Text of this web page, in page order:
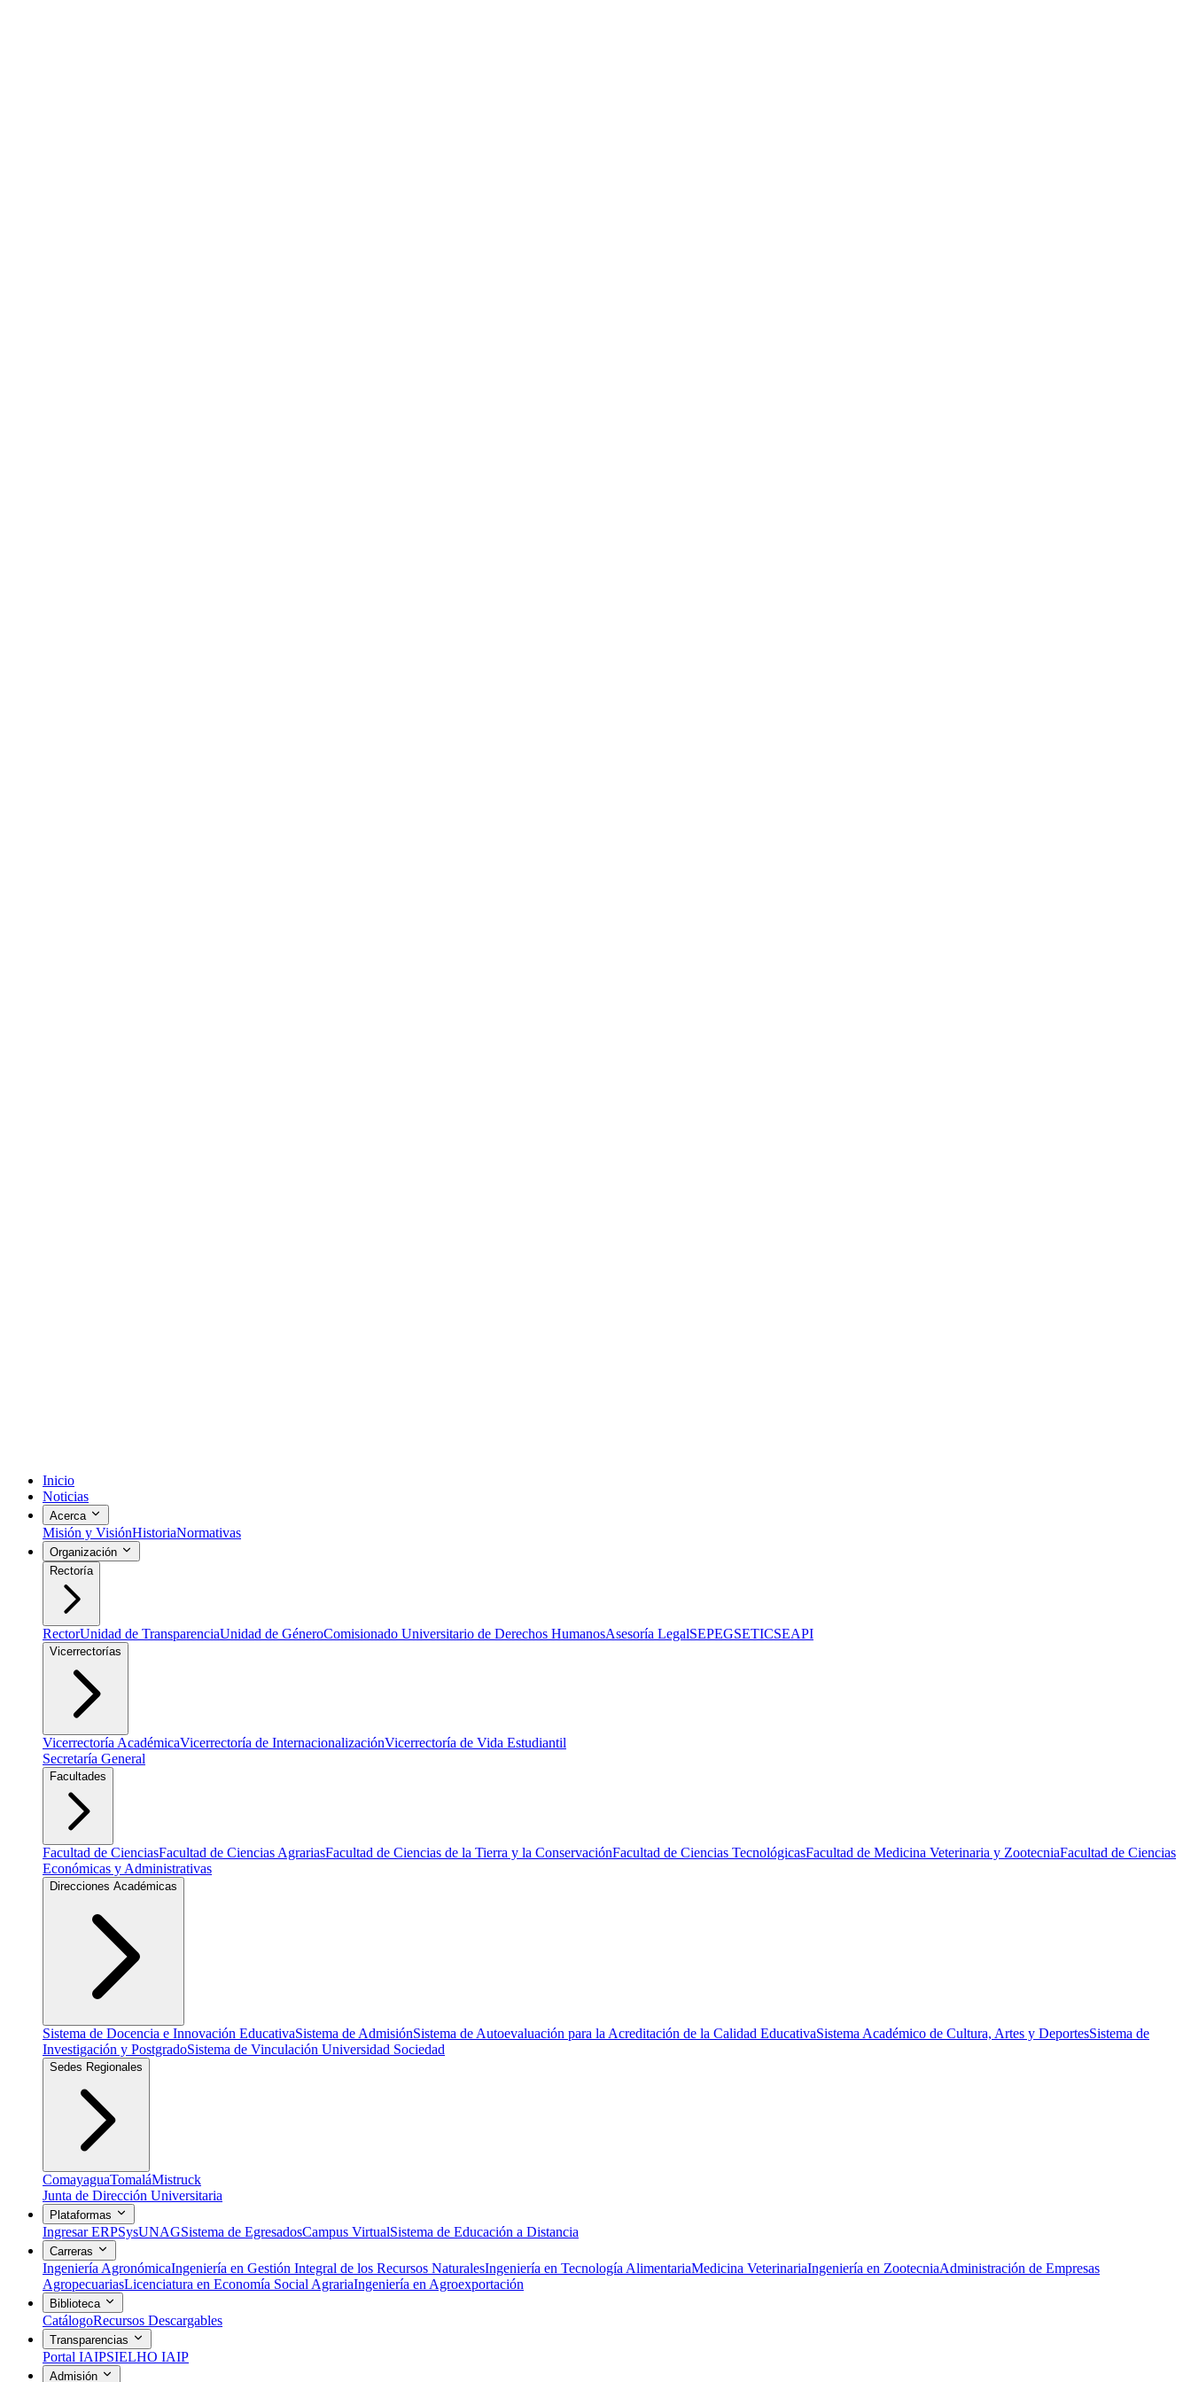
Inicio
Noticias
Acerca
Misión y VisiónHistoriaNormativas
Organización
Rectoría
RectorUnidad de TransparenciaUnidad de GéneroComisionado Universitario de Derechos HumanosAsesoría LegalSEPEGSETICSEAPI
Vicerrectorías
Vicerrectoría AcadémicaVicerrectoría de InternacionalizaciónVicerrectoría de Vida Estudiantil
Secretaría General
Facultades
Facultad de CienciasFacultad de Ciencias AgrariasFacultad de Ciencias de la Tierra y la ConservaciónFacultad de Ciencias TecnológicasFacultad de Medicina Veterinaria y ZootecniaFacultad de Ciencias
Económicas y Administrativas
Direcciones Académicas
Sistema de Docencia e Innovación EducativaSistema de AdmisiónSistema de Autoevaluación para la Acreditación de la Calidad EducativaSistema Académico de Cultura, Artes y DeportesSistema de
Investigación y PostgradoSistema de Vinculación Universidad Sociedad
Sedes Regionales
ComayaguaTomaláMistruck
Junta de Dirección Universitaria
Plataformas
Ingresar ERPSysUNAGSistema de EgresadosCampus VirtualSistema de Educación a Distancia
Carreras
Ingeniería AgronómicaIngeniería en Gestión Integral de los Recursos NaturalesIngeniería en Tecnología AlimentariaMedicina VeterinariaIngeniería en ZootecniaAdministración de Empresas
AgropecuariasLicenciatura en Economía Social AgrariaIngeniería en Agroexportación
Biblioteca
CatálogoRecursos Descargables
Transparencias
Portal IAIPSIELHO IAIP
Admisión